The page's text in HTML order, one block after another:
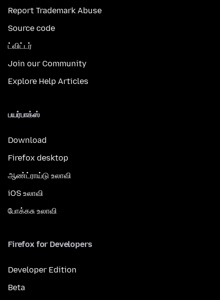
Report Trademark Abuse
Source code
ட்விட்டர்
Join our Community
Explore Help Articles
பயர்பாக்ஸ்
Download
Firefox desktop
ஆண்ட்ராய்டு உலாவி
iOS உலாவி
போக்கசு உலாவி
Firefox for Developers
Developer Edition
Beta